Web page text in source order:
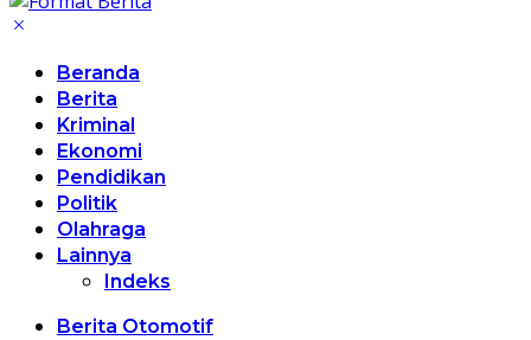
Beranda
Berita
Kriminal
Ekonomi
Pendidikan
Politik
Olahraga
Lainnya
Indeks
Berita Otomotif